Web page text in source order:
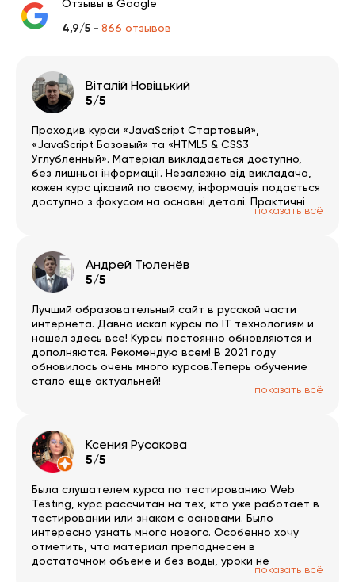
Отзывы в Google
4,9/5 - 866 отзывов
Віталій Новіцький
5/5
Проходив курси «JavaScript Стартовый»,
«JavaScript Базовый» та «HTML5 & CSS3
Углубленный». Матеріал викладається доступно,
без лишньої інформації. Незалежно від викладача,
кожен курс цікавий по своєму, інформація подається
доступно з фокусом на основні деталі. Практичні
завдання цікаві й допомагають повністю
пройденого матеріалу можна пройти тестування, з
об’єктивним оцінюванням засвоєних знань, і
отримати сертифікат. Раджу усім.
показать всё
Андрей Тюленёв
5/5
Лучший образовательный сайт в русской части
интернета. Давно искал курсы по IT технологиям и
нашел здесь все! Курсы постоянно обновляются и
дополняются. Рекомендую всем! В 2021 году
обновилось очень много курсов.Теперь обучение
стало еще актуальней!
показать всё
Ксения Русакова
5/5
Была слушателем курса по тестированию Web
Testing, курс рассчитан на тех, кто уже работает в
тестировании или знаком с основами. Было
интересно узнать много нового. Особенно хочу
отметить, что материал преподнесен в
достаточном объеме и без воды, уроки не
превышают часа с небольшим, есть домашки и
показать всё